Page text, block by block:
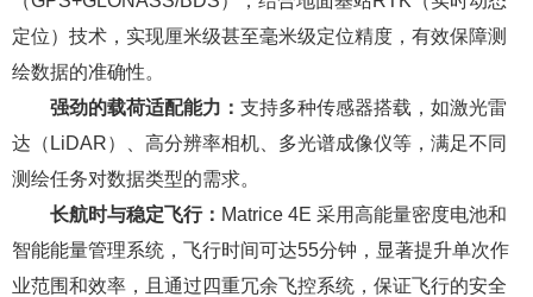
定位）技术，实现厘米级甚至毫米级定位精度，有效保障测
绘数据的准确性。
强劲的载荷适配能力： 支持多种传感器搭载，如激光雷
达（LiDAR）、高分辨率相机、多光谱成像仪等，满足不同
测绘任务对数据类型的需求。
长航时与稳定飞行： Matrice 4E 采用高能量密度电池和
智能能量管理系统，飞行时间可达55分钟，显著提升单次作
业范围和效率，且通过四重冗余飞控系统，保证飞行的安全